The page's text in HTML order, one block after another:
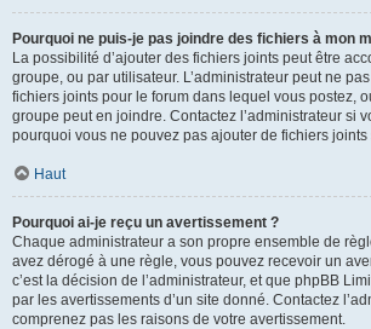
Pourquoi ne puis-je pas joindre des fichiers à mon
La possibilité d’ajouter des fichiers joints peut être
groupe, ou par utilisateur. L’administrateur peut ne
fichiers joints pour le forum dans lequel vous postez,
groupe peut en joindre. Contactez l’administrateur si
pourquoi vous ne pouvez pas ajouter de fichiers joints
Haut
Pourquoi ai-je reçu un avertissement ?
Chaque administrateur a son propre ensemble de
avez dérogé à une règle, vous pouvez recevoir un
c’est la décision de l’administrateur, et que phpBB
par les avertissements d’un site donné. Contactez
comprenez pas les raisons de votre avertissement.